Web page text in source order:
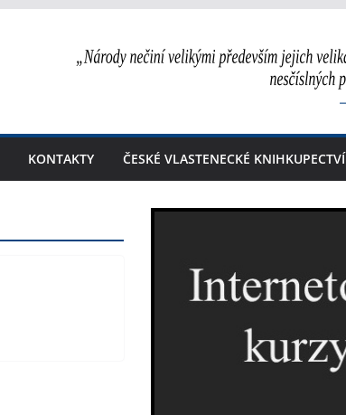
KONTAKTY ČESKÉ VLASTENECKÉ KNIHKUPECTVÍ